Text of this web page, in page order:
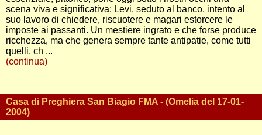
scena viva e significativa: Levi, seduto al banco, intento al
suo lavoro di chiedere, riscuotere e magari estorcere le
imposte ai passanti. Un mestiere ingrato e che forse produce
ricchezza, ma che genera sempre tante antipatie, come tutti
quelli, ch ...
(continua)
Casa di Preghiera San Biagio FMA - (Omelia del 17-01-
2004)